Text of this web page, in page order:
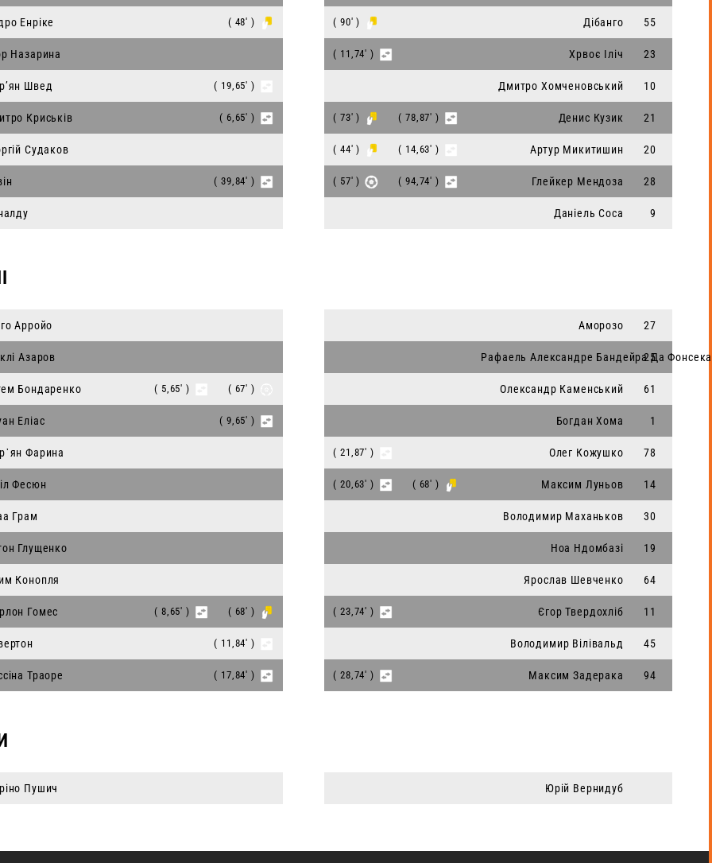
Енріке ( 48' )
Назарина
Швед ( 19,65' )
Криськів ( 6,65' )
Судаков
( 39,84' )
55
Дібанго
( 90' )
23
Хрвоє Іліч
( 11,74' )
10
Дмитро Хомченовський
21
Денис Кузик
( 73' ) ( 78,87' )
20
Артур Микитишин
( 44' ) ( 14,63' )
28
Глейкер Мендоза
( 57' ) ( 94,74' )
9
Даніель Соса
Арройо
Азаров
Бондаренко ( 5,65' ) ( 67' )
Еліас ( 9,65' )
Фарина
Фесюн
Грам
Глущенко
Конопля
Гомес ( 8,65' ) ( 68' )
( 11,84' )
Траоре ( 17,84' )
27
Аморозо
25
Рафаель Александре Бандейра Да Фонсека
61
Олександр Каменський
1
Богдан Хома
78
Олег Кожушко
( 21,87' )
14
Максим Луньов
( 20,63' ) ( 68' )
30
Володимир Маханьков
19
Ноа Ндомбазі
64
Ярослав Шевченко
11
Єгор Твердохліб
( 23,74' )
45
Володимир Вілівальд
94
Максим Задерака
( 28,74' )
Пушич Юрій Вернидуб